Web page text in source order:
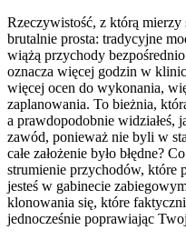
Rzeczywistość, z którą
brutalnie prosta: tradycyjne
wiążą przychody
oznacza więcej godzin w
więcej ocen do wykonania,
zaplanowania. To bieżnia,
a prawdopodobnie widziałeś,
zawód, ponieważ nie byli w
całe założenie było błędne?
strumienie przychodów, które
jesteś w gabinecie
klonowania się, które
jednocześnie poprawiając